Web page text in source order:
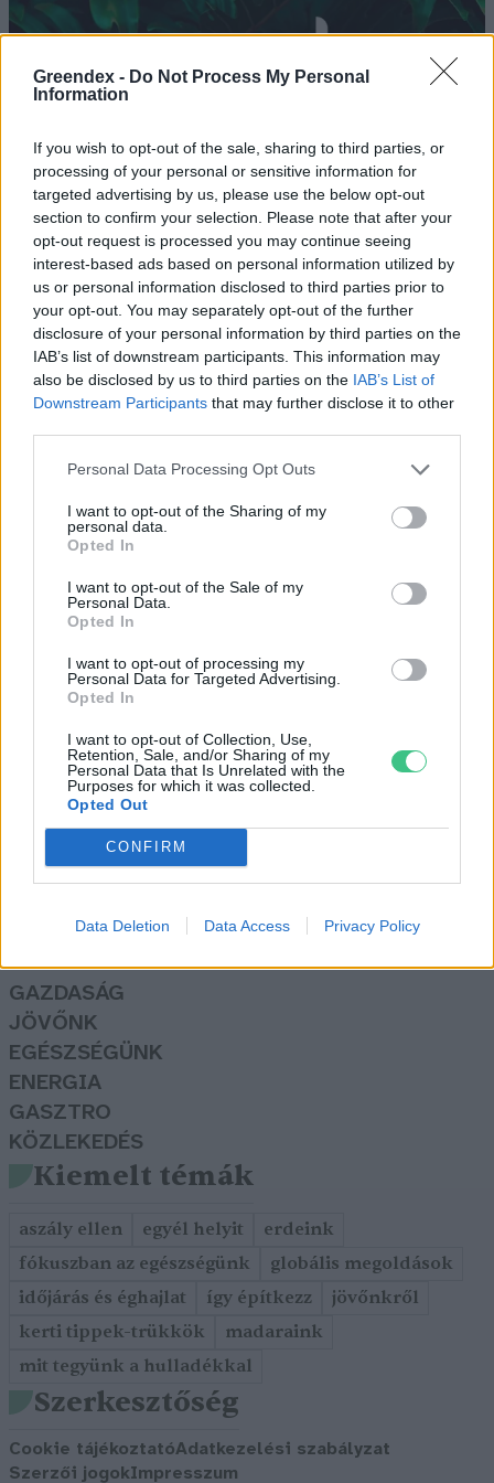
Greendex - Do Not Process My Personal
Information
If you wish to opt-out of the sale, sharing to third parties, or
processing of your personal or sensitive information for
targeted advertising by us, please use the below opt-out
section to confirm your selection. Please note that after your
opt-out request is processed you may continue seeing
interest-based ads based on personal information utilized by
us or personal information disclosed to third parties prior to
your opt-out. You may separately opt-out of the further
disclosure of your personal information by third parties on the
IAB’s list of downstream participants. This information may
also be disclosed by us to third parties on the IAB’s List of
Downstream Participants that may further disclose it to other
Personal Data Processing Opt Outs
I want to opt-out of the Sharing of my
personal data.
Opted In
I want to opt-out of the Sale of my
Personal Data.
Opted In
I want to opt-out of processing my
Personal Data for Targeted Advertising.
Opted In
I want to opt-out of Collection, Use,
Retention, Sale, and/or Sharing of my
Personal Data that Is Unrelated with the
Purposes for which it was collected.
Opted Out
CONFIRM
Data Deletion Data Access Privacy Policy
Korallok szaporításával
próbálkoznak a Maldív-
szigeteken
Szemle
Úszó város épül a Maldív-
szigeteknél
Greendex Szemle
azonnali fellépést követel
Szemle
Rovatok
OTTHONUNK
HULLADÉK
GAZDASÁG
JÖVŐNK
EGÉSZSÉGÜNK
ENERGIA
GASZTRO
KÖZLEKEDÉS
Kiemelt témák
aszály ellen egyél helyit
erdeink
fókuszban az egészségünk
globális megoldások
időjárás és éghajlat
így építkezz
jövőnkről
kerti tippek-trükkök
madaraink
mit tegyünk a hulladékkal
Szerkesztőség
Cookie tájékoztatóAdatkezelési szabályzat
Szerzői jogokImpresszum